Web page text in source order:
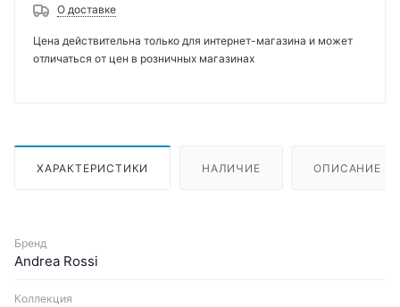
О доставке
Цена действительна только для интернет-магазина и может
отличаться от цен в розничных магазинах
ХАРАКТЕРИСТИКИ НАЛИЧИЕ ОПИСАНИЕ
Бренд
Andrea Rossi
Коллекция